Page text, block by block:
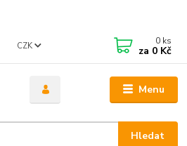
Menu
CZK
Hledat
0 ks
za 0 Kč